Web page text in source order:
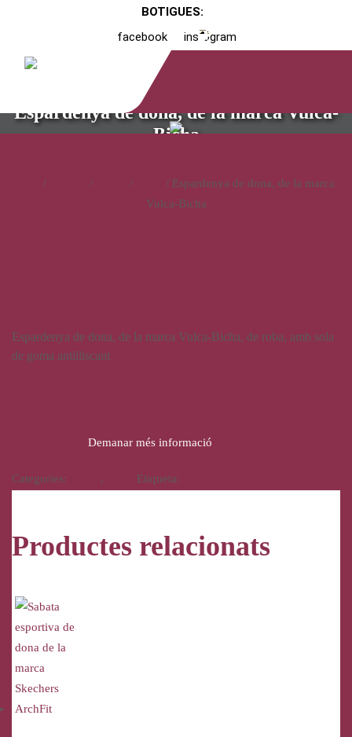
BOTIGUES:
facebook
instagram
Espardenya de dona, de la marca Vulca-
Bicha
/ / /
/ Espardenya de dona, de la marca
Vulca-Bicha
Espardenya de dona, de la marca Vulca-Bicha, de roba, amb sola
de goma antilliscant
Demanar més informació
Categories: , Etiqueta:
Productes relacionats